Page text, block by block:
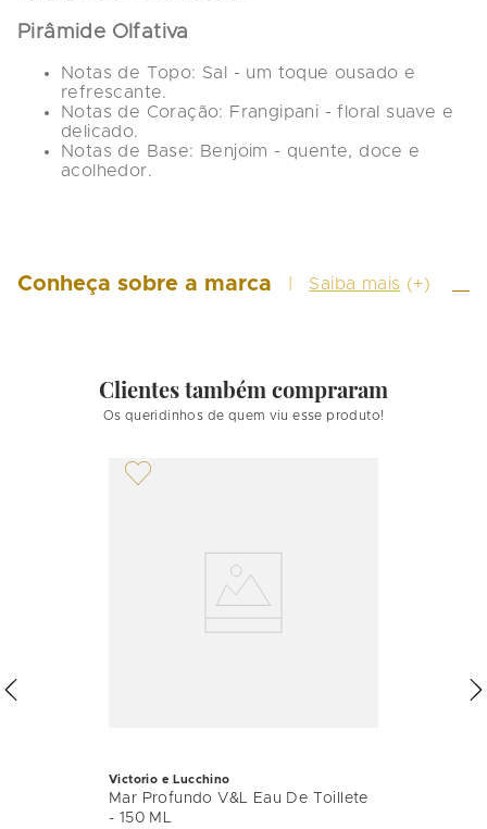
Pirâmide Olfativa
Notas de Topo: Sal - um toque ousado e
refrescante.
Notas de Coração: Frangipani - floral suave e
delicado.
Notas de Base: Benjoim - quente, doce e
acolhedor.
Conheça sobre a marca Saiba mais (+)
Clientes também compraram
Os queridinhos de quem viu esse produto!
Victorio e Lucchino
Mar Profundo V&L Eau De Toillete
- 150 ML